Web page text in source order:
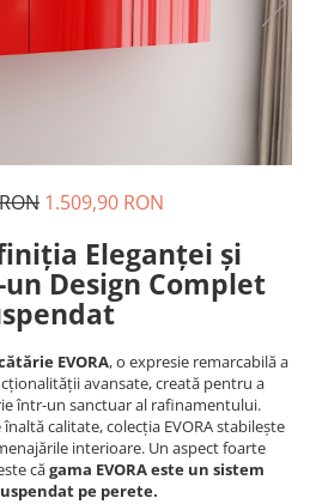
1.509,90 RON
Eleganței și
Design Complet
EVORA, o expresie remarcabilă a
avansate, creată pentru a
într-un sanctuar al rafinamentului.
înaltă calitate, colecția EVORA stabilește
interioare. Un aspect foarte
căgama EVORA este un sistem
pe perete.